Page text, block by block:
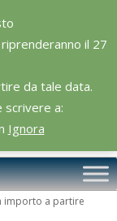
il 27
da tale data.
scrivere a:
Ignora
importo a partire